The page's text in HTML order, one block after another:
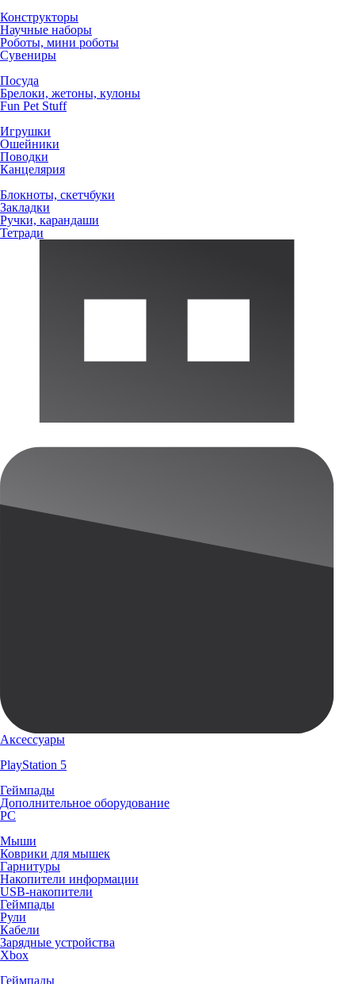
Конструкторы
Научные наборы
Роботы, мини роботы
Сувениры
Посуда
Брелоки, жетоны, кулоны
Fun Pet Stuff
Игрушки
Ошейники
Поводки
Канцелярия
Блокноты, скетчбуки
Закладки
Ручки, карандаши
Тетради
Аксессуары
PlayStation 5
Геймпады
Дополнительное оборудование
PC
Мыши
Коврики для мышек
Гарнитуры
Накопители информации
USB-накопители
Геймпады
Рули
Кабели
Зарядные устройства
Xbox
Геймпады